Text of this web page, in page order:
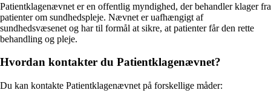
Patientklagenævnet er en offentlig myndighed, der behandler klager fra
patienter om sundhedspleje. Nævnet er uafhængigt af
sundhedsvæsenet og har til formål at sikre, at patienter får den rette
behandling og pleje.
Hvordan kontakter du Patientklagenævnet?
Du kan kontakte Patientklagenævnet på forskellige måder: